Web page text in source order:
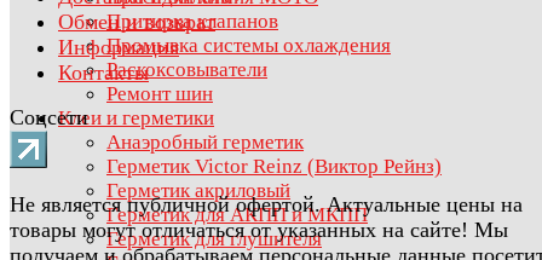
Притирка клапанов
Промывка системы охлаждения
Раскоксовыватели
Ремонт шин
Клеи и герметики
Анаэробный герметик
Герметик Victor Reinz (Виктор Рейнз)
Герметик акриловый
Герметик для АКПП и МКПП
Герметик для глушителя
Обмен и возврат
Информация
Контакты
Соцсети
Не является публичной офертой. Актуальные цены на
товары могут отличаться от указанных на сайте! Мы
получаем и обрабатываем персональные данные